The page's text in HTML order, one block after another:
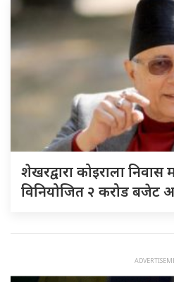
शेखरद्वारा कोइराला निवास
विनियोजित २ करोड बजेट